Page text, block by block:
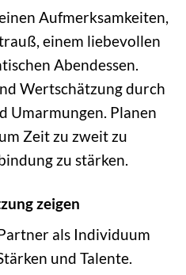
Aufmerksamkeiten,
einem liebevollen
Abendessen.
Wertschätzung durch
Umarmungen. Planen
Zeit zu zweit zu
zu stärken.
zeigen
als Individuum
und Talente.